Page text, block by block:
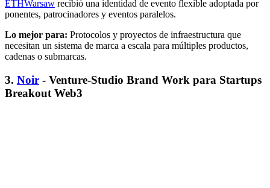
ETHWarsaw recibió una identidad de evento flexible adoptada por
ponentes, patrocinadores y eventos paralelos.
Lo mejor para: Protocolos y proyectos de infraestructura que
necesitan un sistema de marca a escala para múltiples productos,
cadenas o submarcas.
3. Noir - Venture-Studio Brand Work para Startups
Breakout Web3